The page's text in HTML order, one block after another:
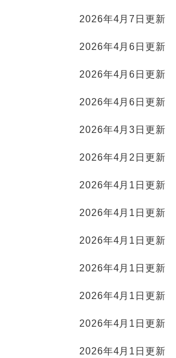
2026年4月7日更新
2026年4月6日更新
2026年4月6日更新
2026年4月6日更新
2026年4月3日更新
2026年4月2日更新
2026年4月1日更新
2026年4月1日更新
2026年4月1日更新
2026年4月1日更新
2026年4月1日更新
2026年4月1日更新
2026年4月1日更新